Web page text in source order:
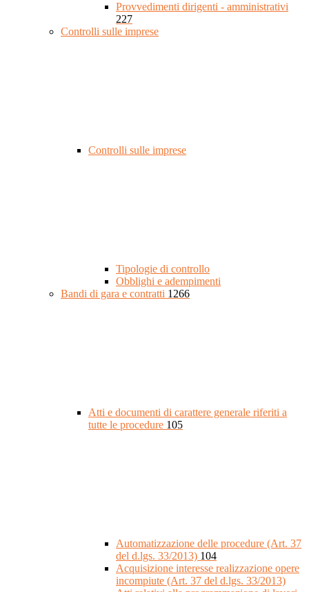
Provvedimenti dirigenti - amministrativi
227
Controlli sulle imprese
Controlli sulle imprese
Tipologie di controllo
Obblighi e adempimenti
Bandi di gara e contratti 1266
Atti e documenti di carattere generale riferiti a
tutte le procedure 105
Automatizzazione delle procedure (Art. 37
del d.lgs. 33/2013) 104
Acquisizione interesse realizzazione opere
incompiute (Art. 37 del d.lgs. 33/2013)